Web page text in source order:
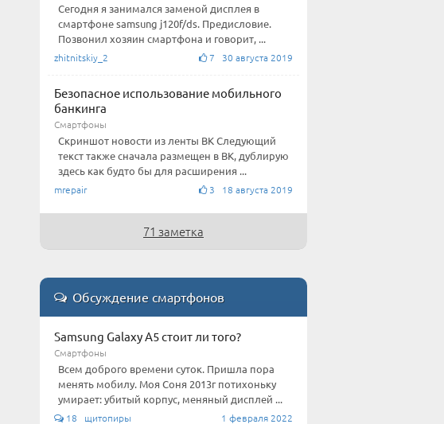
Сегодня я занимался заменой дисплея в
смартфоне samsung j120f/ds. Предисловие.
Позвонил хозяин смартфона и говорит, ...
zhitnitskiy_2 7 30 августа 2019
Безопасное использование мобильного
банкинга
Смартфоны
Скриншот новости из ленты ВК Следующий
текст также сначала размещен в ВК, дублирую
здесь как будто бы для расширения ...
mrepair 3 18 августа 2019
71 заметка
Обсуждение смартфонов
Samsung Galaxy A5 стоит ли того?
Смартфоны
Всем доброго времени суток. Пришла пора
менять мобилу. Моя Соня 2013г потихоньку
умирает: убитый корпус, меняный дисплей ...
18 щитопиры 1 февраля 2022